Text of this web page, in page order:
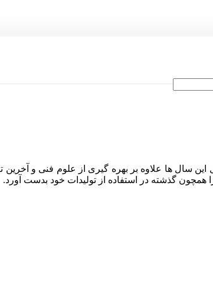
سال ها علاوه بر بهره گیری از علوم فنی و آخرین
همچون گذشته در استفاده از تولیدات خود بدست آورد.